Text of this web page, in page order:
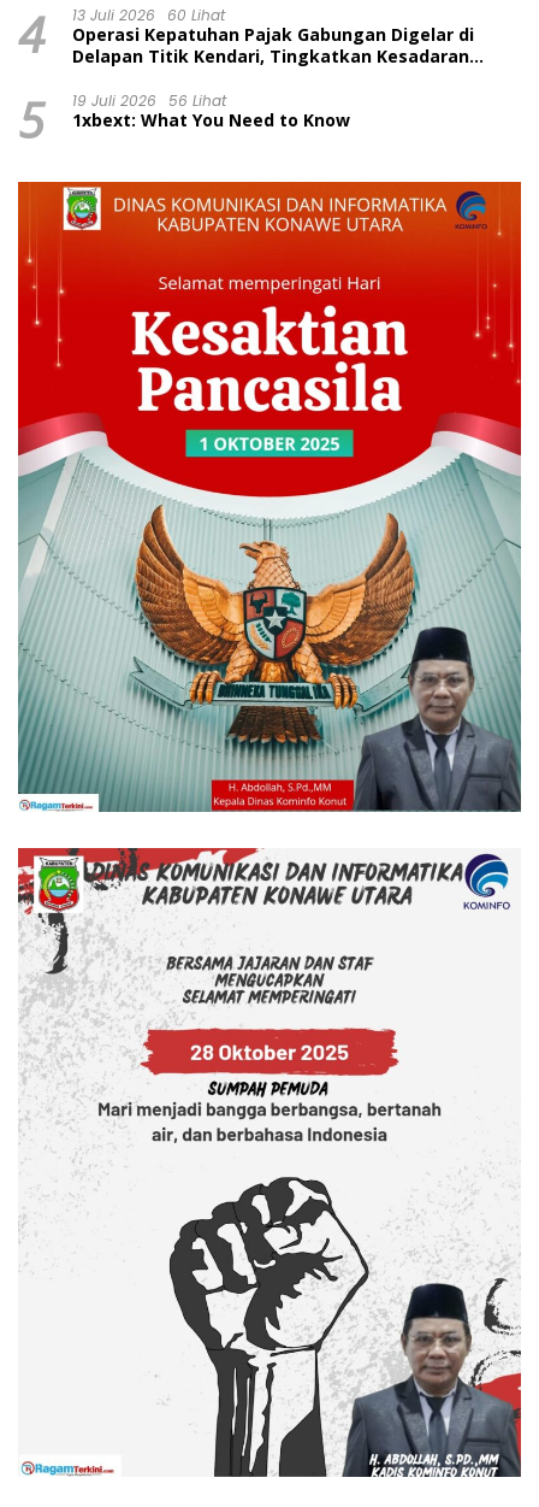
Dinilai Prematur
4 13 Juli 2026 60 Lihat
Operasi Kepatuhan Pajak Gabungan Digelar di
Delapan Titik Kendari, Tingkatkan Kesadaran
5 19 Juli 2026 56 Lihat
1xbext: What You Need to Know